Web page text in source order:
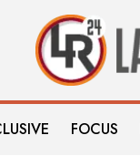
FOCUS